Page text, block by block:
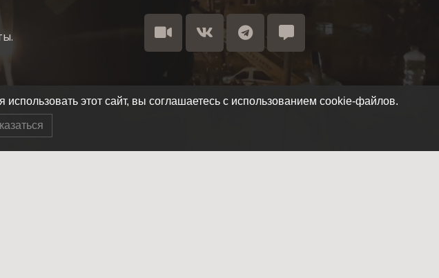
этот сайт, вы соглашаетесь с использованием cookie-файлов.